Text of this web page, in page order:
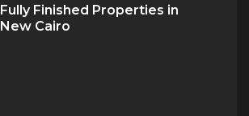
Fully Finished Properties in
New Cairo